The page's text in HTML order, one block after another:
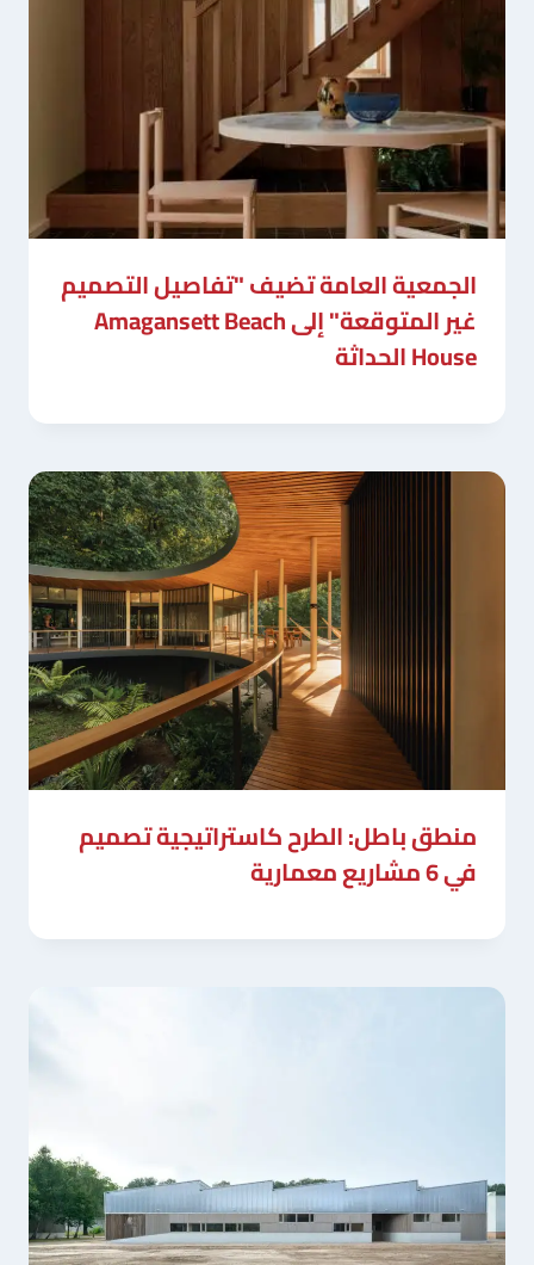
الجمعية العامة تضيف "تفاصيل التصميم
غير المتوقعة" إلى Amagansett Beach
House الحداثة
منطق باطل: الطرح كاستراتيجية تصميم
في 6 مشاريع معمارية